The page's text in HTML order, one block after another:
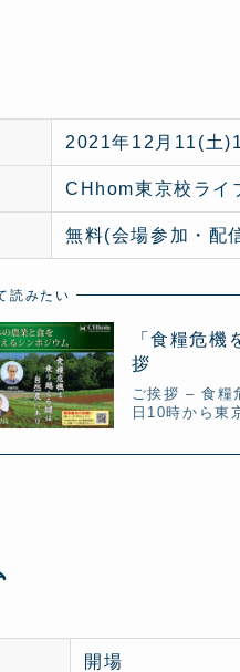
2021年12月11(土
CHhom東京校ライ
無料(会場参加・配
読みたい
「食糧危
拶
ご挨拶 – 食
日10時から東
開場